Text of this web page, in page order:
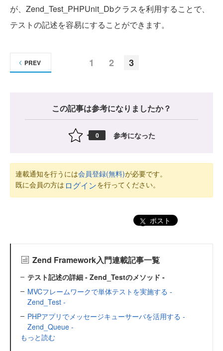
が、Zend_Test_PHPUnit_Dbクラスを利用することで、
テストの記述を容易にすることができます。
1 2 3
PREV
この記事は参考になりましたか？
0 参考になった
連載通知を行うには会員登録(無料)が必要です。
既に会員の方は ログインを行ってください。
ポスト
Zend Framework入門連載記事一覧
テスト記述の詳細 - Zend_Testのメソッド -
MVCフレームワークで単体テストを実施する -
Zend_Test -
PHPアプリでメッセージキューサーバを活用する -
Zend_Queue -
もっと読む